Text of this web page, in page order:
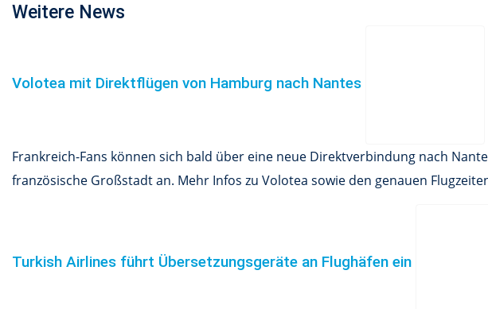
Weitere News
Volotea mit Direktflügen von Hamburg nach Nantes
Frankreich-Fans können sich bald über eine neue Direktverbindung nach
französische Großstadt an. Mehr Infos zu Volotea sowie den genauen
Turkish Airlines führt Übersetzungsgeräte an Flughäfen ein